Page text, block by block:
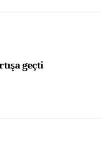
geçti